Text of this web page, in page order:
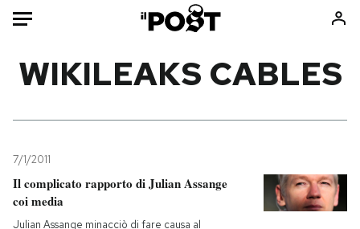
Politica
Tecnologia
Consumismi
WIKILEAKS CABLES
7/1/2011
Il complicato rapporto di Julian Assange
coi media
Julian Assange minacciò di fare causa al